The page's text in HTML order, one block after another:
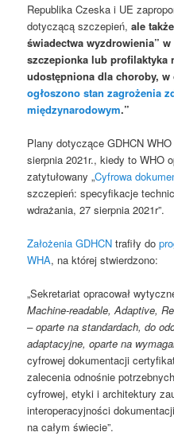
Republika Czeska i UE
dotyczącą szczepień,ale
świadectwa wyzdrowienia”
szczepionka lub profilaktyka
udostępniona dla choroby,
ogłoszono stan zagrożenia
międzynarodowym.”
Plany dotyczące GDHCN
sierpnia 2021r., kiedy to WHO
zatytułowany „Cyfrowa
szczepień: specyfikacje
wdrażania, 27 sierpnia 2021r”.
Założenia GDHCN trafiły do ​​​​
WHA, na której stwierdzono:
„Sekretariat opracował
Machine-readable, Adaptive,
– oparte na standardach, do
adaptacyjne, oparte na
cyfrowej dokumentacji
zalecenia odnośnie
cyfrowej, etyki i architektury
interoperacyjności
na całym świecie”.